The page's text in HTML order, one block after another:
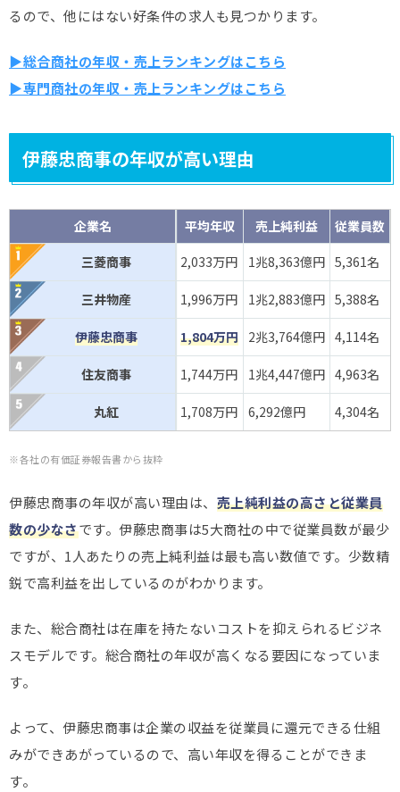
るので、他にはない好条件の求人も見つかります。
▶総合商社の年収・売上ランキングはこちら
▶専門商社の年収・売上ランキングはこちら
伊藤忠商事の年収が高い理由
企業名 平均年収 売上純利益
従業員数
三菱商事
2,033万円 1兆8,363億円 5,361名
三井物産 1,996万円 1兆2,883億円 5,388名
伊藤忠商事 1,804万円 2兆3,764億円 4,114名
住友商事 1,744万円 1兆4,447億円 4,963名
丸紅 1,708万円 6,292億円 4,304名
※各社の有価証券報告書から抜粋
伊藤忠商事の年収が高い理由は、 売上純利益の高さと従業員
数の少なさです。伊藤忠商事は5大商社の中で従業員数が最少
ですが、1人あたりの売上純利益は最も高い数値です。少数精
鋭で高利益を出しているのがわかります。
また、総合商社は在庫を持たないコストを抑えられるビジネ
スモデルです。総合商社の年収が高くなる要因になっていま
す。
よって、伊藤忠商事は企業の収益を従業員に還元できる仕組
みができあがっているので、高い年収を得ることができま
す。